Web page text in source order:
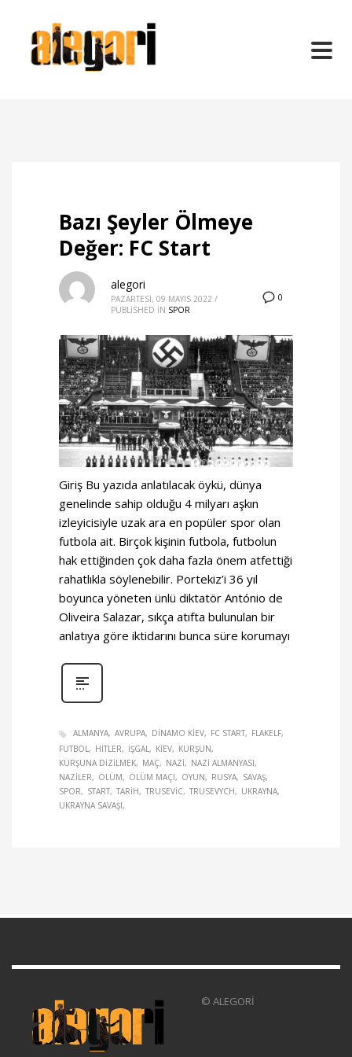
Bazı Şeyler Ölmeye
Değer: FC Start
0
alegori
PAZARTESI, 09 MAYIS 2022 /
PUBLISHED IN SPOR
Giriş Bu yazıda anlatılacak öykü, dünya
genelinde sahip olduğu 4 milyarı aşkın
izleyicisiyle uzak ara en popüler spor olan
futbola ait. Birçok kişinin futbola, futbolun
hak ettiğinden çok daha fazla önem atfettiği
rahatlıkla söylenebilir. Portekiz’i 36 yıl
boyunca yöneten ünlü diktatör António de
Oliveira Salazar, sıkça atıfta bulunulan bir
anlatıya göre iktidarını bunca süre korumayı
ALMANYA AVRUPA DINAMO KIEV FC START
FLAKELF
FUTBOL
HITLER IŞGAL KIEV
KURŞUN
KURŞUNA DIZILMEK
MAÇ NAZI
NAZI ALMANYASI
NAZILER
ÖLÜM ÖLÜM MAÇI OYUN RUSYA
SAVAŞ
SPOR
START TARIH TRUSEVIC TRUSEVYCH
UKRAYNA
UKRAYNA SAVAŞI
© ALEGORİ